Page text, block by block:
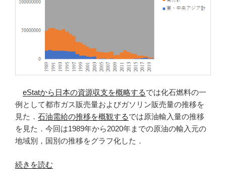
フ
す
eStatから日本の資源収支を概略するでは化石燃料の一
例として都市ガス販売量およびガソリン販売量の推移を
見た． 石油需給の推移を概観するでは原油輸入量の推移
を見た．今回は1989年から2020年までの原油の輸入元の
地域別，国別の推移をグラフ化した．
“原
続きを読む